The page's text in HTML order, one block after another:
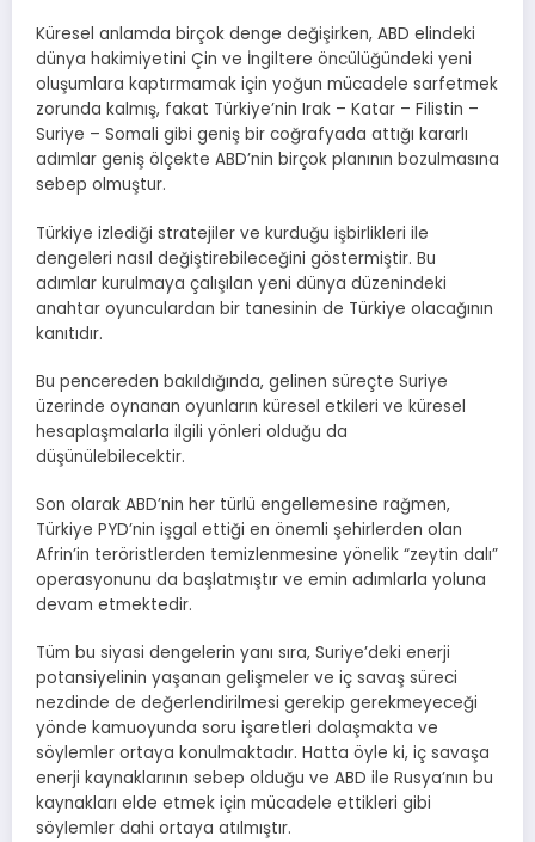
Küresel anlamda birçok denge değişirken, ABD elindeki
dünya hakimiyetini Çin ve İngiltere öncülüğündeki yeni
oluşumlara kaptırmamak için yoğun mücadele sarfetmek
zorunda kalmış, fakat Türkiye’nin Irak – Katar – Filistin –
Suriye – Somali gibi geniş bir coğrafyada attığı kararlı
adımlar geniş ölçekte ABD’nin birçok planının bozulmasına
sebep olmuştur.
Türkiye izlediği stratejiler ve kurduğu işbirlikleri ile
dengeleri nasıl değiştirebileceğini göstermiştir. Bu
adımlar kurulmaya çalışılan yeni dünya düzenindeki
anahtar oyunculardan bir tanesinin de Türkiye olacağının
kanıtıdır.
Bu pencereden bakıldığında, gelinen süreçte Suriye
üzerinde oynanan oyunların küresel etkileri ve küresel
hesaplaşmalarla ilgili yönleri olduğu da
düşünülebilecektir.
Son olarak ABD’nin her türlü engellemesine rağmen,
Türkiye PYD’nin işgal ettiği en önemli şehirlerden olan
Afrin’in teröristlerden temizlenmesine yönelik “zeytin dalı”
operasyonunu da başlatmıştır ve emin adımlarla yoluna
devam etmektedir.
Tüm bu siyasi dengelerin yanı sıra, Suriye’deki enerji
potansiyelinin yaşanan gelişmeler ve iç savaş süreci
nezdinde de değerlendirilmesi gerekip gerekmeyeceği
yönde kamuoyunda soru işaretleri dolaşmakta ve
söylemler ortaya konulmaktadır. Hatta öyle ki, iç savaşa
enerji kaynaklarının sebep olduğu ve ABD ile Rusya’nın bu
kaynakları elde etmek için mücadele ettikleri gibi
söylemler dahi ortaya atılmıştır.